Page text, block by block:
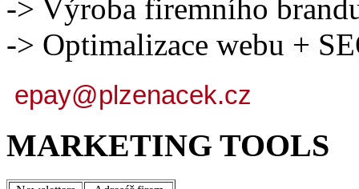
-> Výroba firemního
-> Optimalizace webu +
epay@plzenacek.cz
MARKETING TOOLS